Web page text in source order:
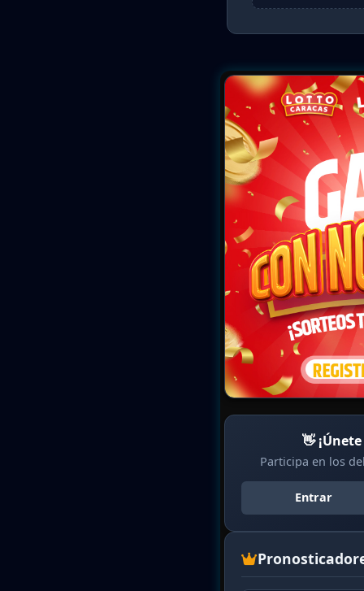
👋
Participa en los
Entrar